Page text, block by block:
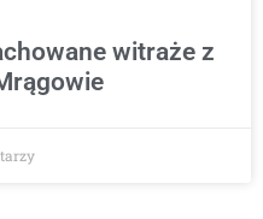
witraże z